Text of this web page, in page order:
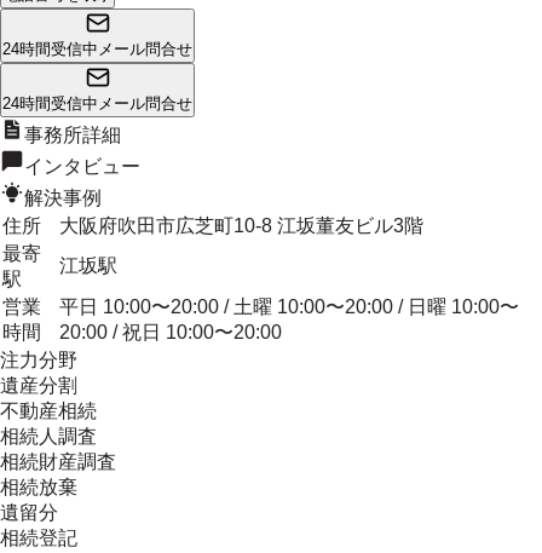
24時間受信中 メール問合せ
24時間受信中 メール問合せ
事務所詳細
インタビュー
解決事例
住所
大阪府吹田市広芝町10-8 江坂董友ビル3階
最寄
駅
江坂駅
営業
時間
平日 10:00〜20:00 / 土曜 10:00〜20:00 / 日曜 10:00〜
20:00 / 祝日 10:00〜20:00
注力分野
遺産分割
不動産相続
相続人調査
相続財産調査
相続放棄
遺留分
相続登記